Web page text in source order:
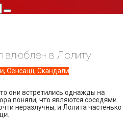
влюблен в Лолиту
Сенсації, Скандали
они встретились однажды на
поняли, что являются соседями.
неразлучны, и Лолита частенько